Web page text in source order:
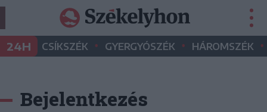
24H CSÍKSZÉK • GYERGYÓSZÉK • HÁROMSZÉK •
Bejelentkezés